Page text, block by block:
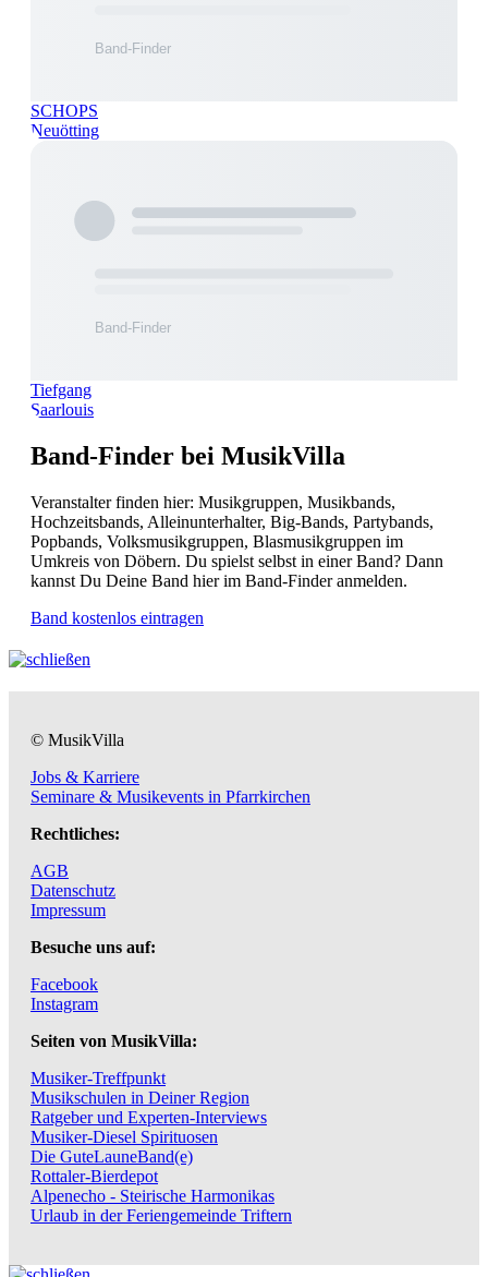
SCHOPS
Neuötting
Tiefgang
Saarlouis
Band-Finder bei MusikVilla
Veranstalter finden hier: Musikgruppen, Musikbands,
Hochzeitsbands, Alleinunterhalter, Big-Bands, Partybands,
Popbands, Volksmusikgruppen, Blasmusikgruppen im
Umkreis von Döbern. Du spielst selbst in einer Band? Dann
kannst Du Deine Band hier im Band-Finder anmelden.
Band kostenlos eintragen
© MusikVilla
Jobs & Karriere
Seminare & Musikevents in Pfarrkirchen
Rechtliches:
AGB
Datenschutz
Impressum
Besuche uns auf:
Facebook
Instagram
Seiten von MusikVilla:
Musiker-Treffpunkt
Musikschulen in Deiner Region
Ratgeber und Experten-Interviews
Musiker-Diesel Spirituosen
Die GuteLauneBand(e)
Rottaler-Bierdepot
Alpenecho - Steirische Harmonikas
Urlaub in der Feriengemeinde Triftern